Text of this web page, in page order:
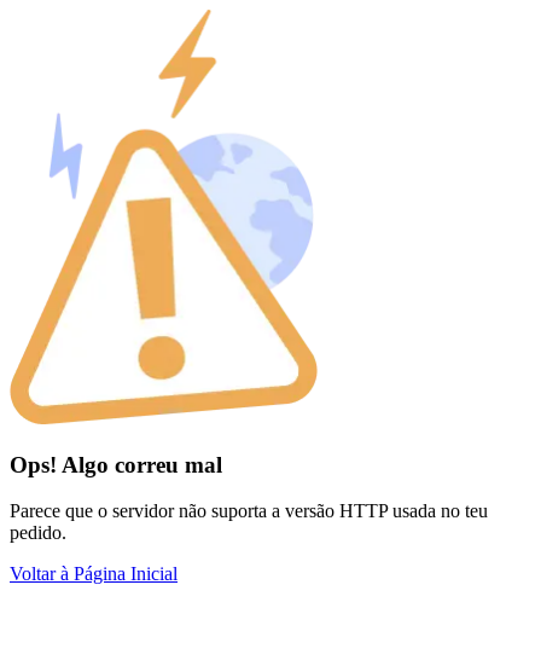
Ops! Algo correu mal
Parece que o servidor não suporta a versão HTTP usada no teu
pedido.
Voltar à Página Inicial